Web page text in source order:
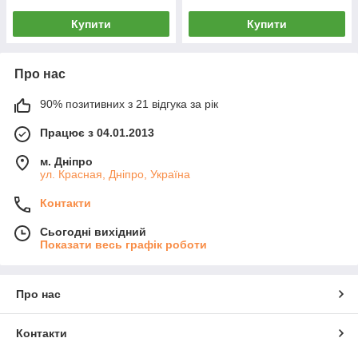
Купити Купити
Про нас
90% позитивних з 21 відгука за рік
Працює з 04.01.2013
м. Дніпро
ул. Красная, Дніпро, Україна
Контакти
Сьогодні вихідний
Показати весь графік роботи
Про нас
Контакти